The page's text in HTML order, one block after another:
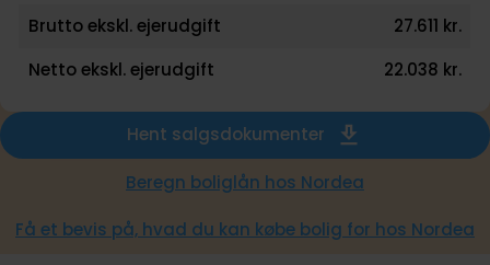
Brutto ekskl. ejerudgift
27.611 kr.
Netto ekskl. ejerudgift
22.038 kr.
Hent salgsdokumenter
Beregn boliglån hos Nordea
Få et bevis på, hvad du kan købe bolig for hos Nordea